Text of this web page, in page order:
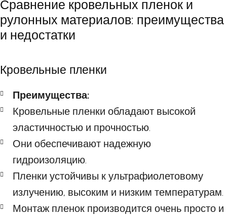
Сравнение кровельных пленок и
рулонных материалов: преимущества
и недостатки
Кровельные пленки
Преимущества:
Кровельные пленки обладают высокой
эластичностью и прочностью.
Они обеспечивают надежную
гидроизоляцию.
Пленки устойчивы к ультрафиолетовому
излучению, высоким и низким температурам.
Монтаж пленок производится очень просто и